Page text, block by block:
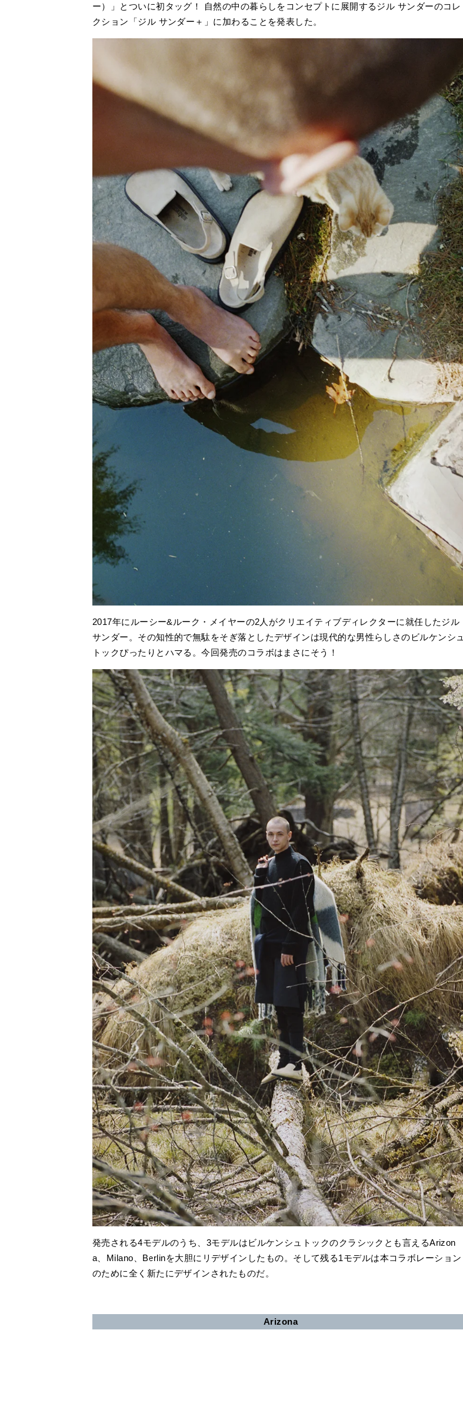
ー）」とついに初タッグ！ 自然の中の暮らしをコンセプトに展開するジル サンダーのコレ
クション「ジル サンダー＋」に加わることを発表した。
2017年にルーシー&ルーク・メイヤーの2人がクリエイティブディレクターに就任したジル
サンダー。その知性的で無駄をそぎ落としたデザインは現代的な男性らしさのビルケンシュ
トックぴったりとハマる。今回発売のコラボはまさにそう！
発売される4モデルのうち、3モデルはビルケンシュトックのクラシックとも言えるArizon
a、Milano、Berlinを大胆にリデザインしたもの。そして残る1モデルは本コラボレーション
のために全く新たにデザインされたものだ。
Arizona